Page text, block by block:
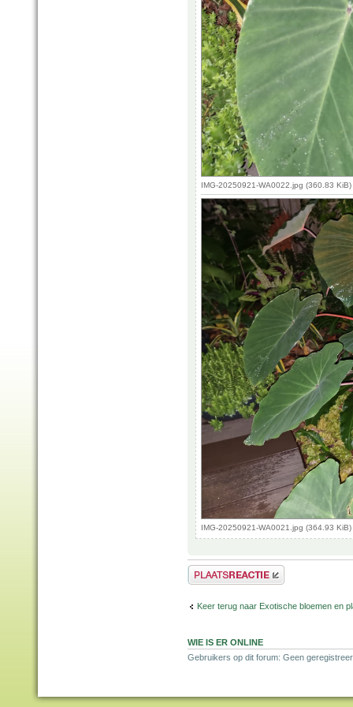
IMG-20250921-WA0022.jpg (360.83
IMG-20250921-WA0021.jpg (364.93
Plaats een reactie
Keer terug naar Exotische bloemen en
WIE IS ER ONLINE
Gebruikers op dit forum: Geen